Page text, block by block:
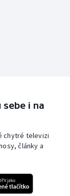
i na
chytré televizi
články a